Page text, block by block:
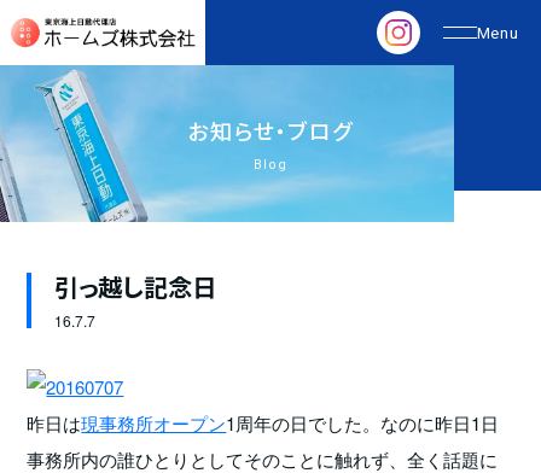
お知らせ・ブログ
Blog
引っ越し記念日
16.7.7
昨日は現事務所オープン1周年の日でした。なのに昨日1日
事務所内の誰ひとりとしてそのことに触れず、全く話題に